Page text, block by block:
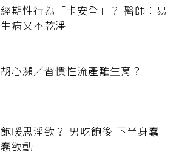
經期性行為「卡安全」？ 醫師：易
生病又不乾淨
胡心瀕／習慣性流產難生育？
飽暖思淫欲？ 男吃飽後 下半身蠢
蠢欲動